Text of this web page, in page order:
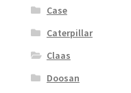
Case
Caterpillar
Claas
Doosan